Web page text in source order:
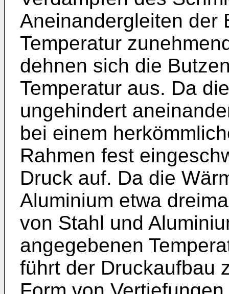
Aneinandergleiten der
Temperatur
dehnen sich die
Temperatur aus. Da
ungehindert
bei einem
Rahmen fest
Druck auf. Da die
Aluminium etwa
von Stahl und
angegebenen
führt der Druckaufbau